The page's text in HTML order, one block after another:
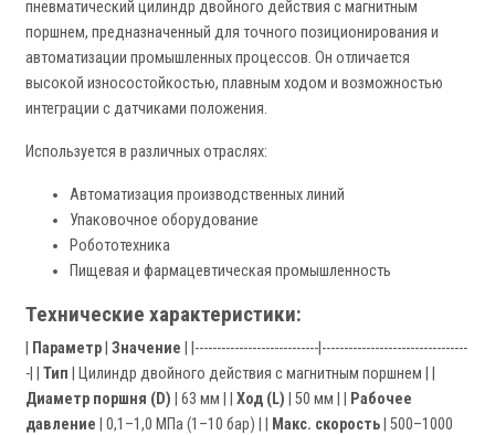
пневматический цилиндр двойного действия с магнитным
поршнем, предназначенный для точного позиционирования и
автоматизации промышленных процессов. Он отличается
высокой износостойкостью, плавным ходом и возможностью
интеграции с датчиками положения.
Используется в различных отраслях:
Автоматизация производственных линий
Упаковочное оборудование
Робототехника
Пищевая и фармацевтическая промышленность
Технические характеристики:
Параметр Значение | |----------------------------|---------------------------------
-| | Тип | Цилиндр двойного действия с магнитным поршнем | |
Диаметр поршня (D) | 63 мм | | Ход (L) | 50 мм | |
Рабочее
давление | 0,1–1,0 МПа (1–10 бар) | | Макс. скорость | 500–1000